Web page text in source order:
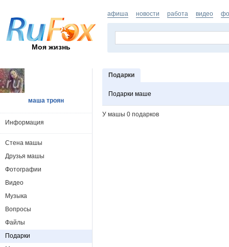
Моя жизнь
афиша новости работа видео
Подарки
Подарки маше
У машы 0 подарков
маша троян
Информация
Стена машы
Друзья машы
Фотографии
Видео
Музыка
Вопросы
Файлы
Подарки